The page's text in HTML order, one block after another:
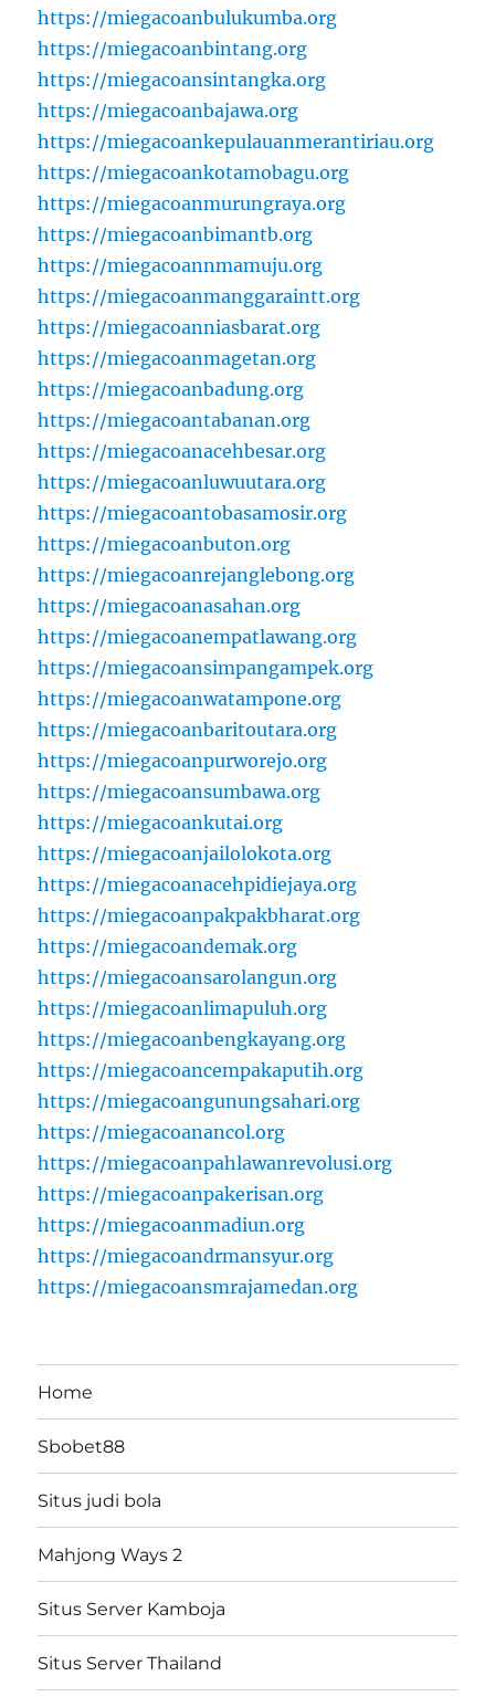
https://miegacoanbulukumba.org
https://miegacoanbintang.org
https://miegacoansintangka.org
https://miegacoanbajawa.org
https://miegacoankepulauanmerantiriau.org
https://miegacoankotamobagu.org
https://miegacoanmurungraya.org
https://miegacoanbimantb.org
https://miegacoannmamuju.org
https://miegacoanmanggaraintt.org
https://miegacoanniasbarat.org
https://miegacoanmagetan.org
https://miegacoanbadung.org
https://miegacoantabanan.org
https://miegacoanacehbesar.org
https://miegacoanluwuutara.org
https://miegacoantobasamosir.org
https://miegacoanbuton.org
https://miegacoanrejanglebong.org
https://miegacoanasahan.org
https://miegacoanempatlawang.org
https://miegacoansimpangampek.org
https://miegacoanwatampone.org
https://miegacoanbaritoutara.org
https://miegacoanpurworejo.org
https://miegacoansumbawa.org
https://miegacoankutai.org
https://miegacoanjailolokota.org
https://miegacoanacehpidiejaya.org
https://miegacoanpakpakbharat.org
https://miegacoandemak.org
https://miegacoansarolangun.org
https://miegacoanlimapuluh.org
https://miegacoanbengkayang.org
https://miegacoancempakaputih.org
https://miegacoangunungsahari.org
https://miegacoanancol.org
https://miegacoanpahlawanrevolusi.org
https://miegacoanpakerisan.org
https://miegacoanmadiun.org
https://miegacoandrmansyur.org
https://miegacoansmrajamedan.org
Home
Sbobet88
Situs judi bola
Mahjong Ways 2
Situs Server Kamboja
Situs Server Thailand